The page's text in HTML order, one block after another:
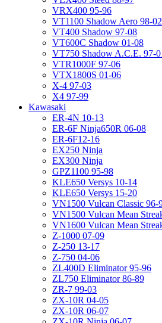
VRX400 95-96
VT1100 Shadow Aero 98-02
VT400 Shadow 97-08
VT600C Shadow 01-08
VT750 Shadow A.C.E. 97-
VTR1000F 97-06
VTX1800S 01-06
X-4 97-03
X4 97-99
Kawasaki
ER-4N 10-13
ER-6F Ninja650R 06-08
ER-6F12-16
EX250 Ninja
EX300 Ninja
GPZ1100 95-98
KLE650 Versys 10-14
KLE650 Versys 15-20
VN1500 Vulcan Classic 96-
VN1500 Vulcan Mean
VN1600 Vulcan Mean
Z-1000 07-09
Z-250 13-17
Z-750 04-06
ZL400D Eliminator 95-96
ZL750 Eliminator 86-89
ZR-7 99-03
ZX-10R 04-05
ZX-10R 06-07